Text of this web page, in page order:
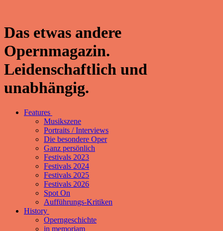
Das etwas andere
Opernmagazin.
Leidenschaftlich und
unabhängig.
Features
Musikszene
Portraits / Interviews
Die besondere Oper
Ganz persönlich
Festivals 2023
Festivals 2024
Festivals 2025
Festivals 2026
Spot On
Aufführungs-Kritiken
History
Operngeschichte
in memoriam